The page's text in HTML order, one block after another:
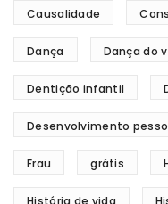
Causalidade
Dança Dança do
Dentição infantil
Desenvolvimento
Frau grátis
História de vida